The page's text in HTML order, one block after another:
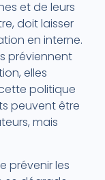
et de leurs
doit laisser
en interne.
préviennent
elles
politique
peuvent être
mais
prévenir les